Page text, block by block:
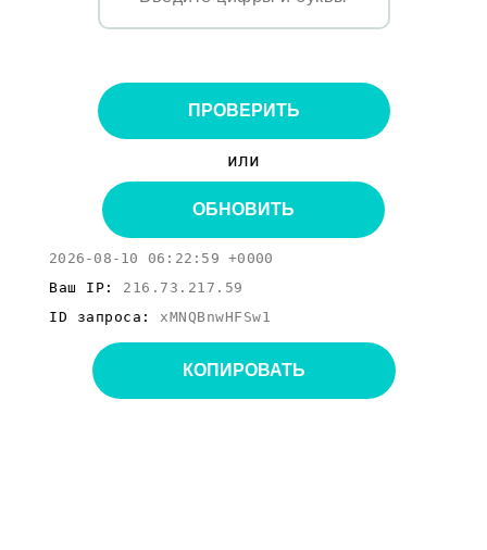
ПРОВЕРИТЬ
или
ОБНОВИТЬ
2026-08-10 06:22:59 +0000
Ваш IP: 216.73.217.59
ID запроса: xMNQBnwHFSw1
КОПИРОВАТЬ